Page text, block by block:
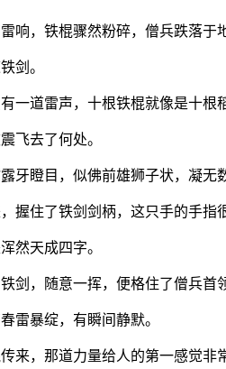
响，铁棍骤然粉碎，僧兵跌落于
剑。
一道雷声，十根铁棍就像是十根
飞去了何处。
牙瞪目，似佛前雄狮子状，凝无
握住了铁剑剑柄，这只手的手指
然天成四字。
剑，随意一挥，便格住了僧兵首
雷暴绽，有瞬间静默。
来，那道力量给人的第一感觉非